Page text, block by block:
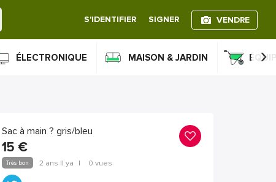
S'IDENTIFIER SIGNER VENDRE
ÉLECTRONIQUE MAISON & JARDIN ›
Sac à main ? gris/bleu
15 €
Très bon 2 ans Il ya | 0 vues